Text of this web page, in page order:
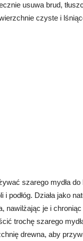
usuwa brud,
czyste i
szarego mydła
i podłóg. Działa jako
nawilżając je i
trochę szarego
drewna, aby